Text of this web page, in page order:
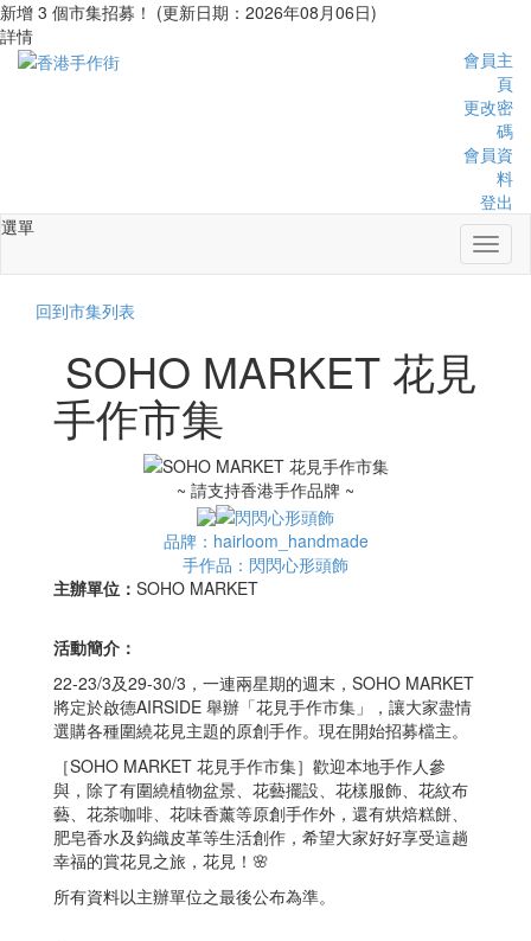
新增 3 個市集招募！ (更新日期：2026年08月06日)
詳情
會員主
頁
更改密
碼
會員資
料
登出
選單
回到市集列表
SOHO MARKET 花見
手作市集
~ 請支持香港手作品牌 ~
品牌：hairloom_handmade
手作品：閃閃心形頭飾
主辦單位： SOHO MARKET
活動簡介：
22-23/3及29-30/3，一連兩星期的週末，SOHO MARKET
將定於啟德AIRSIDE 舉辦「花見手作市集」，讓大家盡情
選購各種圍繞花見主題的原創手作。現在開始招募檔主。
［SOHO MARKET 花見手作市集］歡迎本地手作人參
與，除了有圍繞植物盆景、花藝擺設、花樣服飾、花紋布
藝、花茶咖啡、花味香薰等原創手作外，還有烘焙糕餅、
肥皂香水及鈎織皮革等生活創作，希望大家好好享受這趟
幸福的賞花見之旅，花見！🌸
所有資料以主辦單位之最後公布為準。